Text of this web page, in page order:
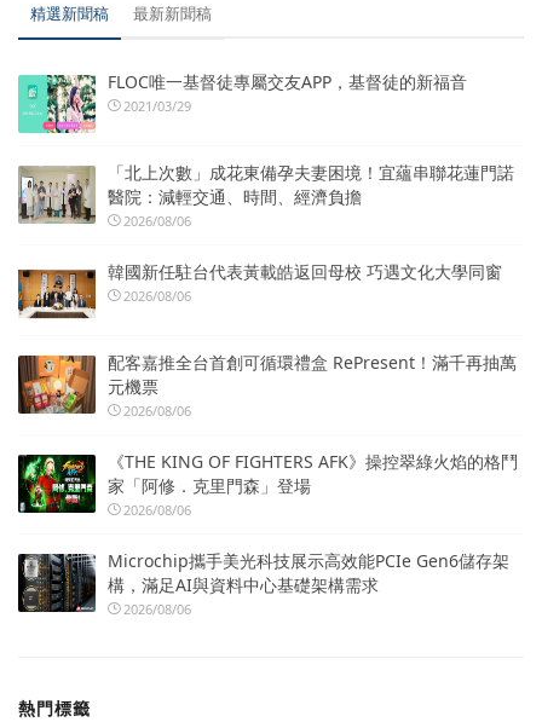
精選新聞稿 最新新聞稿
FLOC唯一基督徒專屬交友APP，基督徒的新福音
2021/03/29
「北上次數」成花東備孕夫妻困境！宜蘊串聯花蓮門諾
醫院：減輕交通、時間、經濟負擔
2026/08/06
韓國新任駐台代表黃載皓返回母校 巧遇文化大學同窗
2026/08/06
配客嘉推全台首創可循環禮盒 RePresent！滿千再抽萬
元機票
2026/08/06
《THE KING OF FIGHTERS AFK》操控翠綠火焰的格鬥
家「阿修．克里門森」登場
2026/08/06
Microchip攜手美光科技展示高效能PCIe Gen6儲存架
構，滿足AI與資料中心基礎架構需求
2026/08/06
熱門標籤